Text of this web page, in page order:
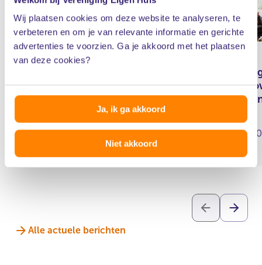
Wij plaatsen cookies om deze website te analyseren, te
verbeteren en om je van relevante informatie en gerichte
advertenties te voorzien. Ga je akkoord met het plaatsen
van deze cookies?
Ja, ik ga akkoord
Niet akkoord
en misleidende verkoop bij
verduurzaming
05 augustus 2026
tafel;
24 juni
Alle actuele berichten